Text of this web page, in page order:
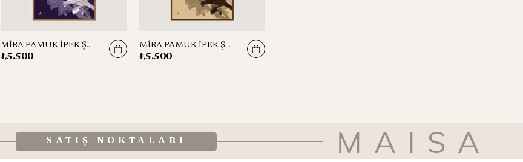
MİRA PAMUK İPEK ŞAL 70*190 CM - MOR
₺5.500
MİRA PAMUK İPEK ŞAL 70*190 CM - CAMEL
₺5.500
SATIŞ NOKTALARI MAISA